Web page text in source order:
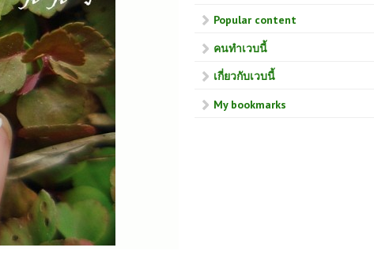
Popular content
คนทำเวบนี้
เกี่ยวกับเวบนี้
My bookmarks